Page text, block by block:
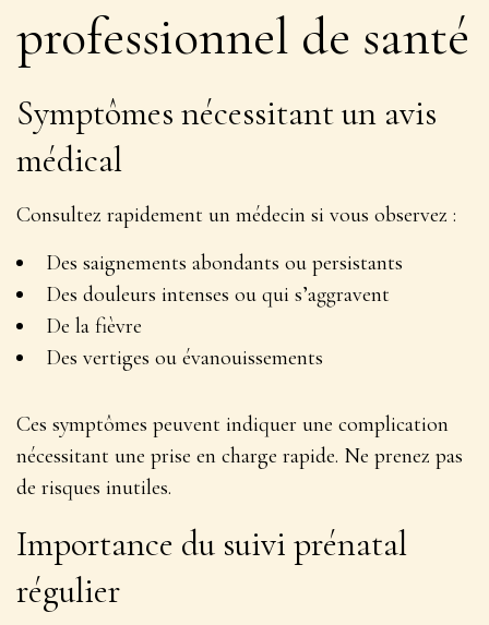
professionnel de santé
Symptômes nécessitant un avis
médical
Consultez rapidement un médecin si vous observez :
Des saignements abondants ou persistants
Des douleurs intenses ou qui s’aggravent
De la fièvre
Des vertiges ou évanouissements
Ces symptômes peuvent indiquer une complication
nécessitant une prise en charge rapide. Ne prenez pas
de risques inutiles.
Importance du suivi prénatal
régulier